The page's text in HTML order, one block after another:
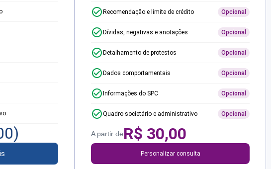
)
Recomendação e limite de crédito Opcional
Dívidas, negativas e anotações Opcional
Detalhamento de protestos Opcional
Dados comportamentais Opcional
Informações do SPC Opcional
Quadro societário e administrativo Opcional
A partir deR$ 30,00
Personalizar consulta